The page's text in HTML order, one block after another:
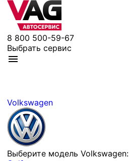
8 800 500-59-67
Выбрать сервис
Volkswagen
Выберите модель Volkswagen: